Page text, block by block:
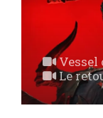
Vessel
Le